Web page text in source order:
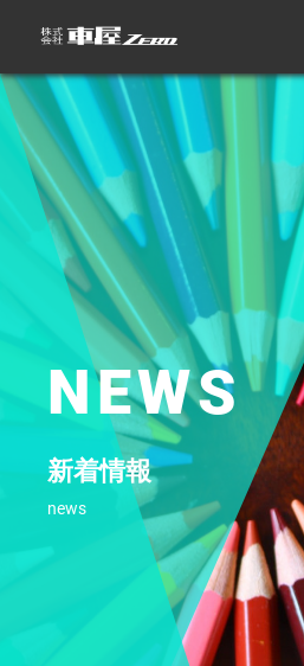
NEWS
新着情報
news
BLOG
車屋ゼロブログ
REVIEW
口コミ
FACEBOOK
車屋ゼロ×FACEBOOK
CONTACT
お問合せ
STORES
店舗